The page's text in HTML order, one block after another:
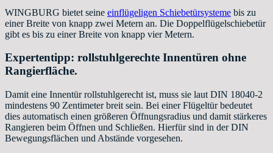
WINGBURG bietet seine einflügeligen Schiebetürsysteme bis zu
einer Breite von knapp zwei Metern an. Die Doppelflügelschiebetür
gibt es bis zu einer Breite von knapp vier Metern.
Expertentipp: rollstuhlgerechte Innentüren ohne
Rangierfläche.
Damit eine Innentür rollstuhlgerecht ist, muss sie laut DIN 18040-2
mindestens 90 Zentimeter breit sein. Bei einer Flügeltür bedeutet
dies automatisch einen größeren Öffnungsradius und damit stärkeres
Rangieren beim Öffnen und Schließen. Hierfür sind in der DIN
Bewegungsflächen und Abstände vorgesehen.